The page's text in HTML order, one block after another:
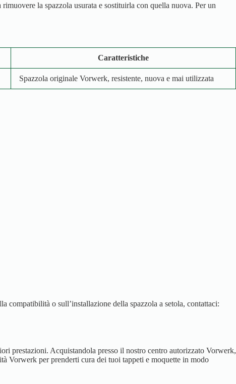
la spazzola usurata e sostituirla con quella nuova. Per un
Caratteristiche
Spazzola originale Vorwerk, resistente, nuova e mai utilizzata
compatibilità o sull’installazione della spazzola a setola, contattaci:
prestazioni. Acquistandola presso il nostro centro autorizzato Vorwerk,
Vorwerk per prenderti cura dei tuoi tappeti e moquette in modo